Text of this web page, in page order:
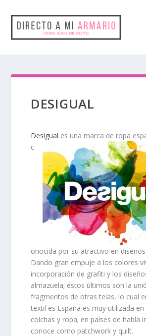
DESIGUAL
Desigual es una marca de ropa
c
onocida por su atractivo en diseños
Dando gran empuje a los colores
incorporación de grafiti y los
almazuela; éstos últimos son la
fragmentos de otras telas, lo cual
textil es España es muy utilizada
colchas y ropa; en países de habla
conoce como patchwork y quilt.